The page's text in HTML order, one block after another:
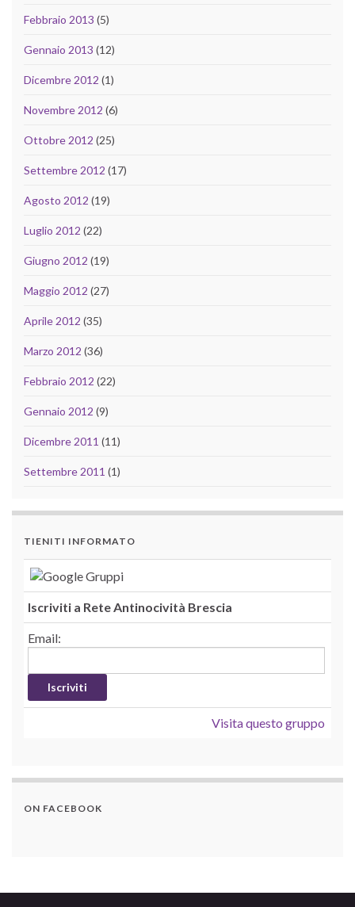
Febbraio 2013 (5)
Gennaio 2013 (12)
Dicembre 2012 (1)
Novembre 2012 (6)
Ottobre 2012 (25)
Settembre 2012 (17)
Agosto 2012 (19)
Luglio 2012 (22)
Giugno 2012 (19)
Maggio 2012 (27)
Aprile 2012 (35)
Marzo 2012 (36)
Febbraio 2012 (22)
Gennaio 2012 (9)
Dicembre 2011 (11)
Settembre 2011 (1)
TIENITI INFORMATO
Iscriviti a Rete Antinocività Brescia
Email:
Visita questo gruppo
ON FACEBOOK